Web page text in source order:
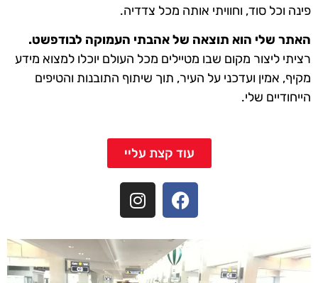
פינה וכל סוד, וחוויתי אותה מכל צדדיה.
האתר שלי הוא תוצאה של אהבתי העמוקה לבודפשט.
רציתי ליצור מקום שבו מטיילים מכל העולם יוכלו למצוא מידע
מקיף, אמין ועדכני על העיר, תוך שיתוף התובנות והטיפים
הייחודיים שלי.
עוד קצת עליי